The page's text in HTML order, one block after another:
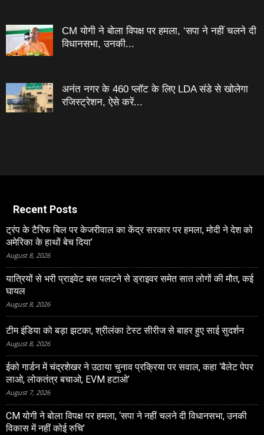
CM योगी ने बोला विपक्ष पर हमला, ‘सपा ने नहीं चलने दी
विधानसभा, उनकी...
अनंत नगर के 460 प्‍लॉट के लिए LDA संडे से खोलेगा
रजिस्‍ट्रेशन, ऐसे करें...
Recent Posts
ट्रंप के टैरिफ बिल पर केजरीवाल का केंद्र सरकार पर हमला, मोदी ने देश को
अमेरिका के हाथों बेच दिया’
August 8, 2026
यात्रियों से भरी प्राइवेट बस पलटने से ड्राइवर समेत सात लोगों की मौत, कई
घायल
August 8, 2026
टीम इंडिया को बड़ा झटका, श्रीलंका टेस्ट सीरीज से बाहर हुए साई सुदर्शन
August 8, 2026
ईको गार्डन में चंद्रशेखर ने उठाया चुनाव प्रक्रिया पर सवाल, कहा ‘बैलेट पेपर
लाओ, लोकतंत्र बचाओ, EVM हटाओ’
August 7, 2026
CM योगी ने बोला विपक्ष पर हमला, ‘सपा ने नहीं चलने दी विधानसभा, उनकी
विकास में नहीं कोई रुचि’